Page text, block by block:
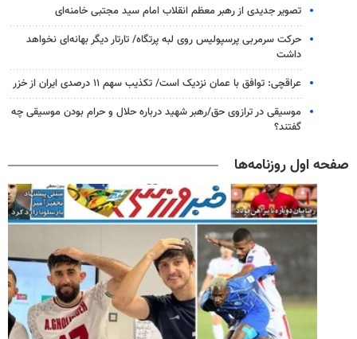
تصویر جدیدی از رهبر معظم انقلاب امام سید مجتبی خامنه‌ای
حرکت سرمربی پرسپولیس روی لبه پرتگاه/ تارتار دیگر بهانه‌ای نخواهد
داشت
عراقچی: توافق با عمان نزدیک است/ تکذیب سهم ۱۱ درصدی ایران از خزر
موسیقی در ترازوی حق/رهبر شهید درباره حلال و حرام بودن موسیقی چه
گفتند؟
صفحه اول روزنامه‌ها